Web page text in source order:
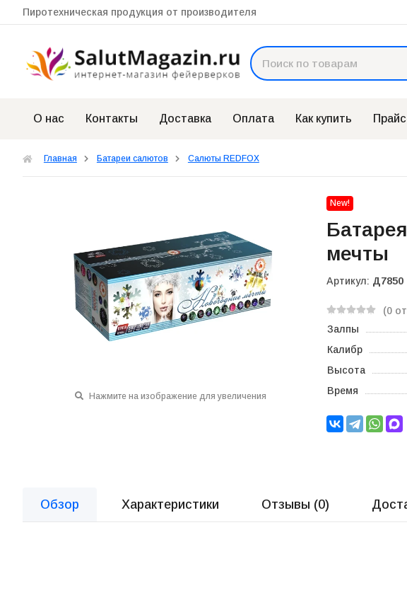
Пиротехническая продукция от производителя
О нас Контакты Доставка Оплата Как купить
Главная Батареи салютов Салюты REDFOX
Нажмите на изображение для увеличения
New!
мечты
Артикул: Д7850
(0
Залпы
Калибр
Высота
Время
Обзор Характеристики Отзывы (0)